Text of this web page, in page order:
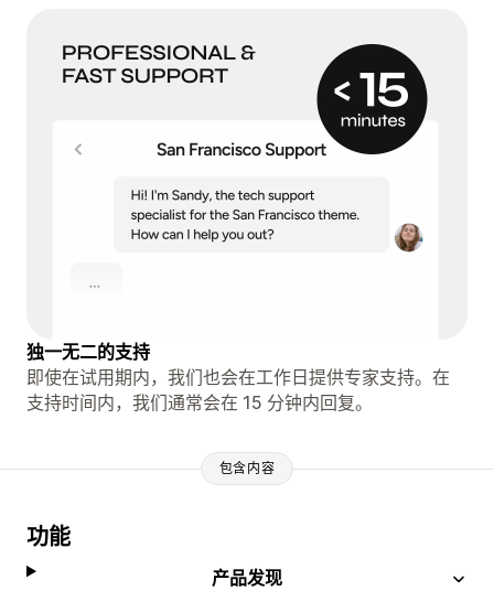
独一无二的支持
即使在试用期内，我们也会在工作日提供专家支持。在
支持时间内，我们通常会在 15 分钟内回复。
包含内容
功能
产品发现